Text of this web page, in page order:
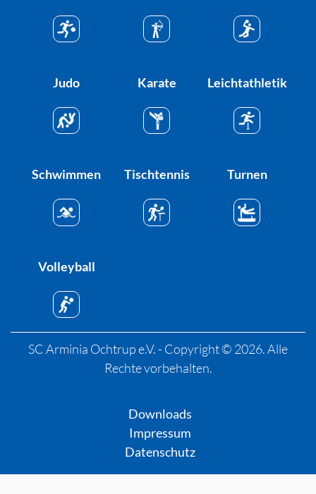
Judo Karate Leichtathletik
Schwimmen Tischtennis Turnen
Volleyball
SC Arminia Ochtrup e.V. - Copyright © 2026. Alle
Rechte vorbehalten.
Downloads
Impressum
Datenschutz